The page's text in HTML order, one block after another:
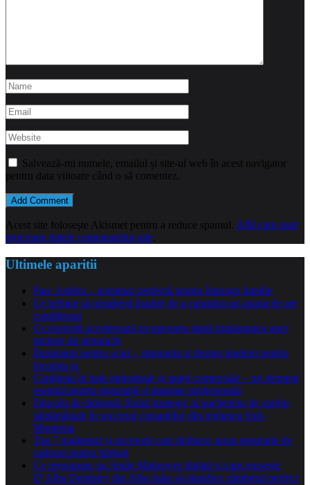
Salvează-mi numele, emailul și site-ul web în acest navigator
pentru data viitoare când o să comentez.
Acest site folosește Akismet pentru a reduce spamul. Află cum sunt
procesate datele comentariilor tale
Ultimele aparitii
Parc Astérix – aventura perfectă pentru întreaga familie
Ce trebuie să urmărești înainte de a cumpăra un aparat de aer
condiționat
Ce exerciții accelerează recuperarea după implantarea unei
proteze de genunchi
Iluminatul pentru scari – siguranta si design modern pentru
locuinta ta
Curățenia în hale industriale și spații comerciale – un element
esențial pentru siguranță și imagine profesională
Dincolo de diplomă: Rolul strategic al pachetelor de sprijin
săptămânale în succesul cursanților din regiunea Sud-
Muntenia
Top 7 gadgeturi și accesorii care definesc noua generație de
cadouri pentru bărbați
Ce presupune un Smile Makeover digital și cum reușește
D’Alba Dentistry din Alba Iulia să planifice zâmbetul perfect